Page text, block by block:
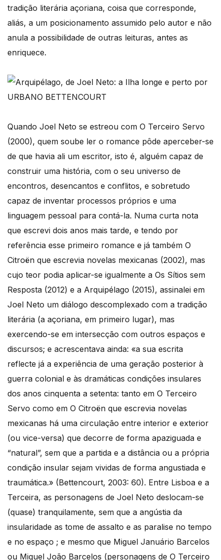
tradição literária açoriana, coisa que corresponde,
aliás, a um posicionamento assumido pelo autor e não
anula a possibilidade de outras leituras, antes as
enriquece.
Quando Joel Neto se estreou com O Terceiro Servo
(2000), quem soube ler o romance pôde aperceber-se
de que havia ali um escritor, isto é, alguém capaz de
construir uma história, com o seu universo de
encontros, desencantos e conflitos, e sobretudo
capaz de inventar processos próprios e uma
linguagem pessoal para contá-la. Numa curta nota
que escrevi dois anos mais tarde, e tendo por
referência esse primeiro romance e já também O
Citroën que escrevia novelas mexicanas (2002), mas
cujo teor podia aplicar-se igualmente a Os Sítios sem
Resposta (2012) e a Arquipélago (2015), assinalei em
Joel Neto um diálogo descomplexado com a tradição
literária (a açoriana, em primeiro lugar), mas
exercendo-se em intersecção com outros espaços e
discursos; e acrescentava ainda: «a sua escrita
reflecte já a experiência de uma geração posterior à
guerra colonial e às dramáticas condições insulares
dos anos cinquenta a setenta: tanto em O Terceiro
Servo como em O Citroën que escrevia novelas
mexicanas há uma circulação entre interior e exterior
(ou vice-versa) que decorre de forma apaziguada e
“natural”, sem que a partida e a distância ou a própria
condição insular sejam vividas de forma angustiada e
traumática.» (Bettencourt, 2003: 60). Entre Lisboa e a
Terceira, as personagens de Joel Neto deslocam-se
(quase) tranquilamente, sem que a angústia da
insularidade as tome de assalto e as paralise no tempo
e no espaço ; e mesmo que Miguel Januário Barcelos
ou Miguel João Barcelos (personagens de O Terceiro